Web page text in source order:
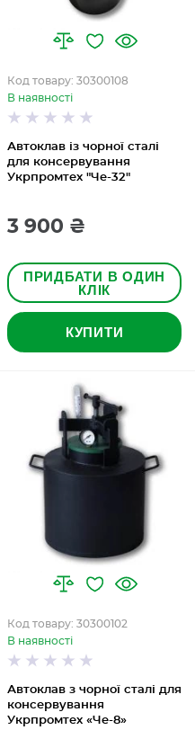
Автоклав із чорної сталі
для консервування
Укрпромтех "Че-32"
Код товару: 30300108
В наявності
3 900 ₴
ПРИДБАТИ В ОДИН
КЛІК
КУПИТИ
Автоклав з чорної сталі для
консервування
Укрпромтех «Че-8»
Код товару: 30300102
В наявності